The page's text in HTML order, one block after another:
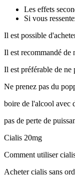
Les effets
Si vous
Il est possible
Il est recommandé de
Il est préférable de ne
Ne prenez pas du
boire de l'alcool avec
pas de perte de
Cialis 20mg
Comment utiliser
Acheter cialis sans